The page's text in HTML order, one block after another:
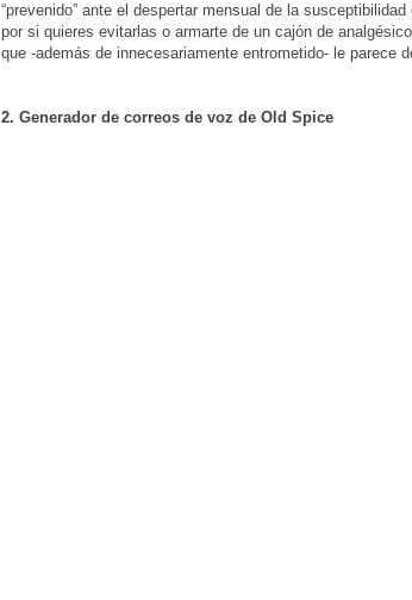
“prevenido” ante el despertar mensual de la
por si quieres evitarlas o armarte de un cajón de
que -además de innecesariamente entrometido- le parece
2. Generador de correos de voz de Old Spice